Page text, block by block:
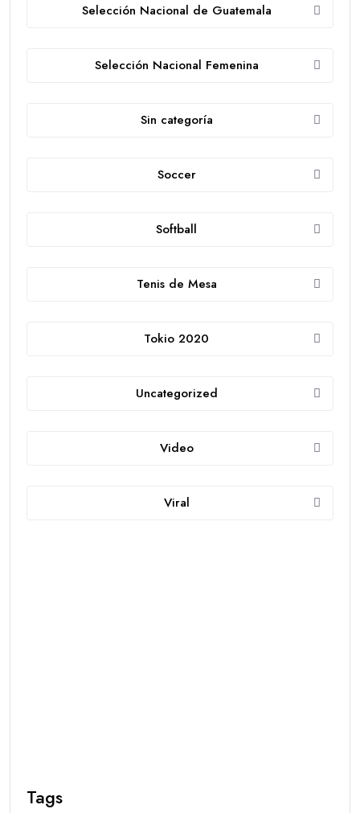
Selección Nacional de Guatemala
Selección Nacional Femenina
Sin categoría
Soccer
Softball
Tenis de Mesa
Tokio 2020
Uncategorized
Video
Viral
Tags